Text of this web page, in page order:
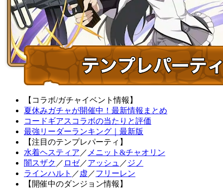
【コラボ/ガチャイベント情報】
夏休みガチャが開催中！最新情報まとめ
コードギアスコラボの当たりと評価
最強リーダーランキング｜最新版
【注目のテンプレパーティ】
水着ヘスティア ／ メニット&チャオリン
闇スザク ／ ロゼ／アッシュ ／ ジノ
ラインハルト ／ 虚 ／フリーレン
【開催中のダンジョン情報】